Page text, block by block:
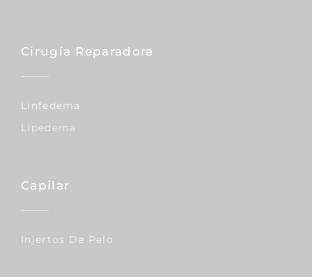
Cirugía Reparadora
Linfedema
Lipedema
Capilar
Injertos De Pelo